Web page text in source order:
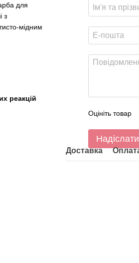
для
з
мідним
реакцій
Оцініть товар
Надіслати
Доставка